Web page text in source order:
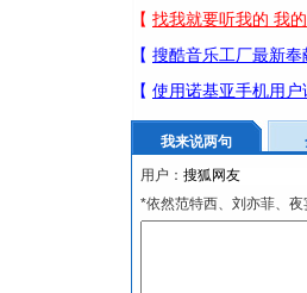
我来说两句
用户：
*依然范特西、刘亦菲、